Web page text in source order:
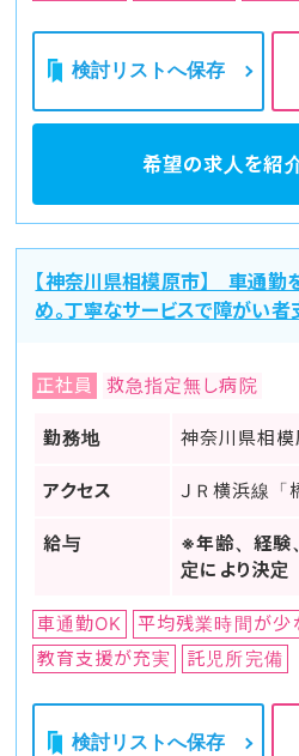
検討リストへ保存
希望の求人を紹
【神奈川県相模原市】 車通勤
め。丁寧なサービスで障がい
正社員 救急指定無し病院
勤務地 神奈川県相模
アクセス ＪＲ横浜線「
給与
※年齢、経験
定により決定
車通勤OK 平均残業時間が少
教育支援が充実
託児所完備
検討リストへ保存